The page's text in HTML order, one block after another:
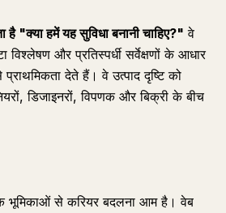
है "क्या हमें यह सुविधा बनानी चाहिए?" वे
विश्लेषण और प्रतिस्पर्धी सर्वेक्षणों के आधार
देते हैं। वे उत्पाद दृष्टि को
डिजाइनरों, विपणक और बिक्री के बीच
भूमिकाओं से करियर बदलना आम है। वेब